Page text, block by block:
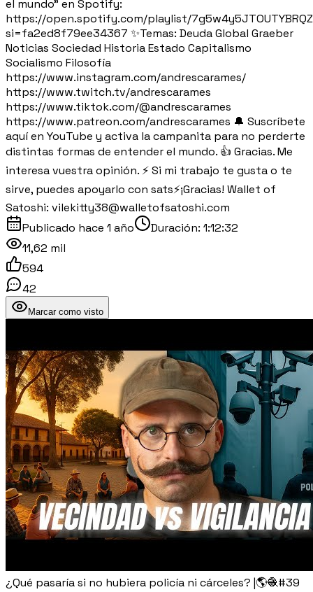
el mundo" en Spotify:
https://open.spotify.com/playlist/
si=fa2ed8f79ee34367 ✨Temas: Deuda Global Graeber
Noticias Sociedad Historia Estado Capitalismo
Socialismo Filosofía
https://www.instagram.com/andrescarames/
https://www.twitch.tv/andrescarames
https://www.tiktok.com/@andrescarames
https://www.patreon.com/andrescarames 🔔 Suscríbete
aquí en YouTube y activa la campanita para no perderte
distintas formas de entender el mundo. 👍 Gracias. Me
interesa vuestra opinión. ⚡️ Si mi trabajo te gusta o te
sirve, puedes apoyarlo con sats⚡️¡Gracias! Wallet of
Satoshi: vilekitty38@walletofsatoshi.com
Publicado hace 1 año Duración: 1:12:32
11,62 mil
594
42
Marcar como visto
¿Qué pasaría si no hubiera policía ni cárceles? |🌎🧶#39